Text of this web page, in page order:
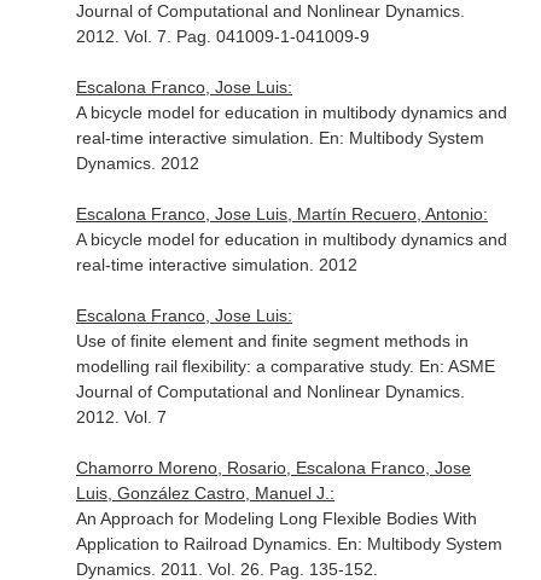
Journal of Computational and Nonlinear Dynamics.
2012. Vol. 7. Pag. 041009-1-041009-9
Escalona Franco, Jose Luis:
A bicycle model for education in multibody dynamics and
real-time interactive simulation. En: Multibody System
Dynamics. 2012
Escalona Franco, Jose Luis, Martín Recuero, Antonio:
A bicycle model for education in multibody dynamics and
real-time interactive simulation. 2012
Escalona Franco, Jose Luis:
Use of finite element and finite segment methods in
modelling rail flexibility: a comparative study. En: ASME
Journal of Computational and Nonlinear Dynamics.
2012. Vol. 7
Chamorro Moreno, Rosario, Escalona Franco, Jose
Luis, González Castro, Manuel J.:
An Approach for Modeling Long Flexible Bodies With
Application to Railroad Dynamics. En: Multibody System
Dynamics. 2011. Vol. 26. Pag. 135-152.